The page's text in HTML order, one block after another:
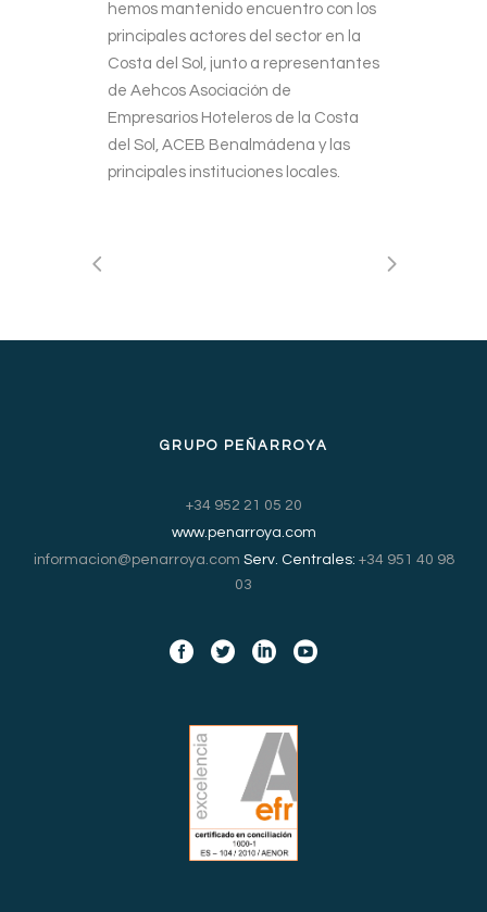
hemos mantenido encuentro con los
principales actores del sector en la
Costa del Sol, junto a representantes
de Aehcos Asociación de
Empresarios Hoteleros de la Costa
del Sol, ACEB Benalmádena y las
principales instituciones locales.
GRUPO PEÑARROYA
+34 952 21 05 20
www.penarroya.com
informacion@penarroya.com Serv. Centrales: +34 951 40 98
03